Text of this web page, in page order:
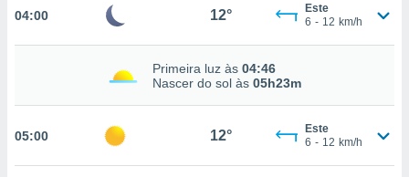
de alta
a
ou
CONTINUAR
04:00 12°
Este
6 - 12 km/h
Primeira luz às 04:46
Nascer do sol às 05h23m
05:00 12°
Este
6 - 12 km/h